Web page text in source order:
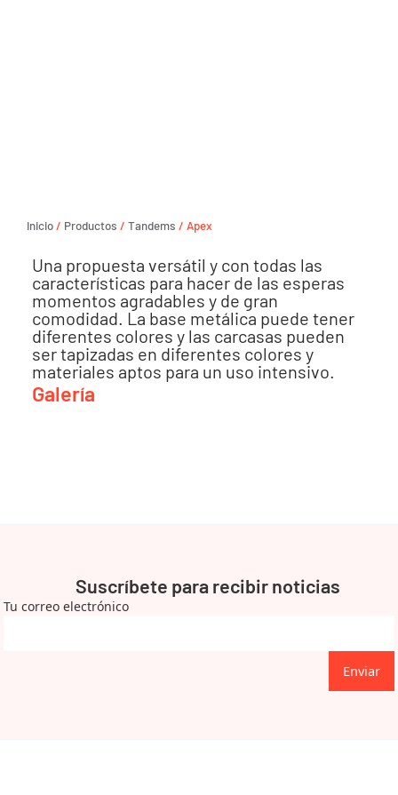
Inicio/ Productos / Tandems / Apex
Una propuesta versátil y con todas las
características para hacer de las esperas
momentos agradables y de gran
comodidad. La base metálica puede tener
diferentes colores y las carcasas pueden
ser tapizadas en diferentes colores y
materiales aptos para un uso intensivo.
Galería
Suscríbete para recibir noticias
Tu correo electrónico
Enviar